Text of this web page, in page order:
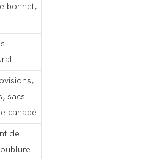
bonnet,
sacs
canapé
de